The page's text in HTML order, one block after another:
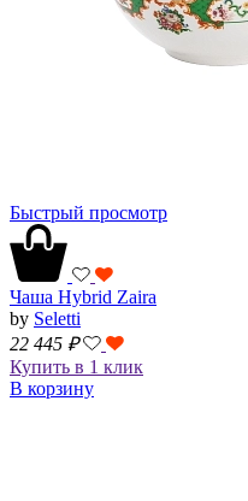
Быстрый просмотр
Чаша Hybrid Zaira
by Seletti
22 445 ₽
Купить в 1 клик
В корзину